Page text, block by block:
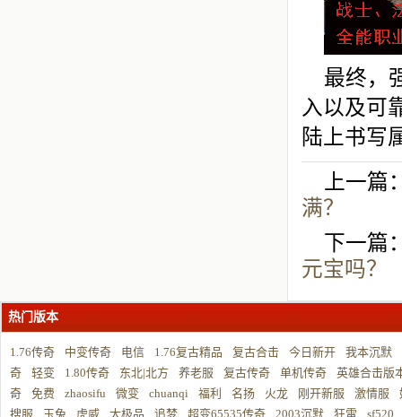
最终，
入以及可
陆上书写
上一篇
满？
下一篇
元宝吗？
热门版本
1.76传奇 中变传奇 电信 1.76复古精品 复古合击 今日新开
我本沉默
奇
轻变 1.80传奇 东北|北方 养老服 复古传奇 单机传奇
英雄合击版
奇
免费 zhaosifu 微变 chuanqi 福利 名扬 火龙 刚开新服 激情服
搜服
玉兔 虎威 大极品 追梦 超变65535传奇 2003沉默 狂雷
sf520